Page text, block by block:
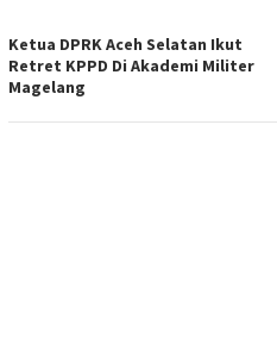
Ketua DPRK Aceh Selatan Ikut
Retret KPPD Di Akademi Militer
Magelang